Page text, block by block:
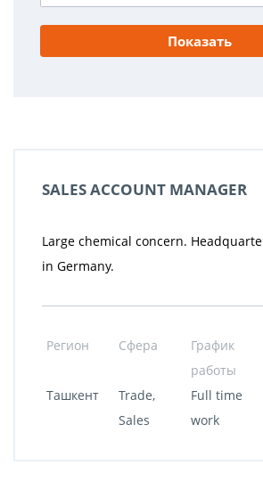
Показать
SALES ACCOUNT MANAGER
Large chemical concern.
in Germany.
Регион Сфера
График
работы
Ташкент
Trade,
Sales
Full time
work